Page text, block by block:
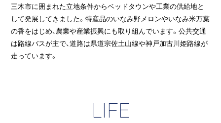
三木市に囲まれた立地条件からベッドタウンや工業の供給地と
して発展してきました。特産品のいなみ野メロンやいなみ米万葉
の香をはじめ、農業や産業振興にも取り組んでいます。公共交通
は路線バスが主で、道路は県道宗佐土山線や神戸加古川姫路線が
走っています。
LIFE